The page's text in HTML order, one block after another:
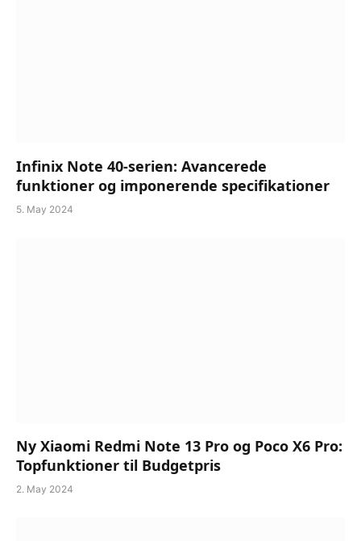
Infinix Note 40-serien: Avancerede
funktioner og imponerende specifikationer
5. May 2024
Ny Xiaomi Redmi Note 13 Pro og Poco X6 Pro:
Topfunktioner til Budgetpris
2. May 2024